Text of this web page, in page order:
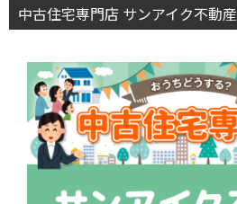
中古住宅専門店 サンアイク不動産